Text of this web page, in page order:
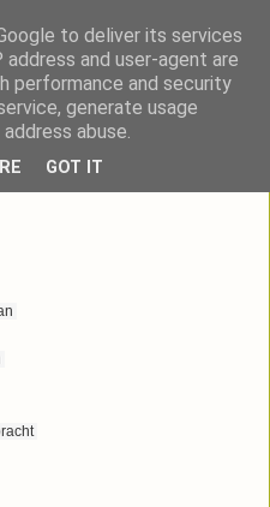
to deliver its services
and user-agent are
performance and security
generate usage
abuse.
GOT IT